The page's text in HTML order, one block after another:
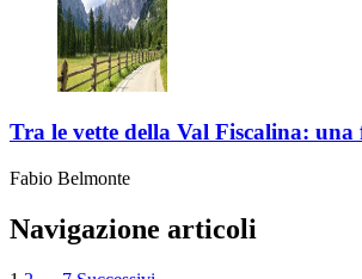
Tra le vette della Val Fiscalina: una
Fabio Belmonte
Navigazione articoli